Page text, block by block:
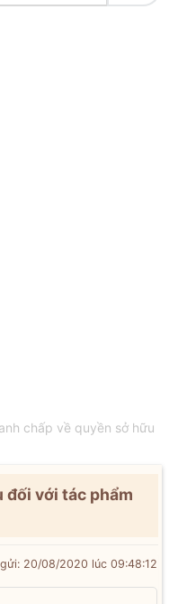
chấp về quyền sở hữu
đối với tác phẩm
20/08/2020 lúc 09:48:12